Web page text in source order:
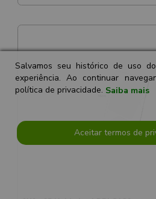
Salvamos seu histórico de uso
experiência. Ao continuar
política de privacidade. Saiba mais
Aceitar termos de